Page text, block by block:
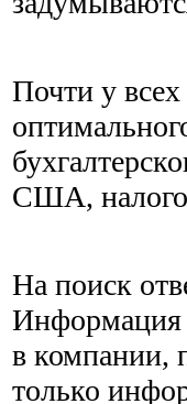
Почти у
США,
На поиск
Информация
в компании,
только